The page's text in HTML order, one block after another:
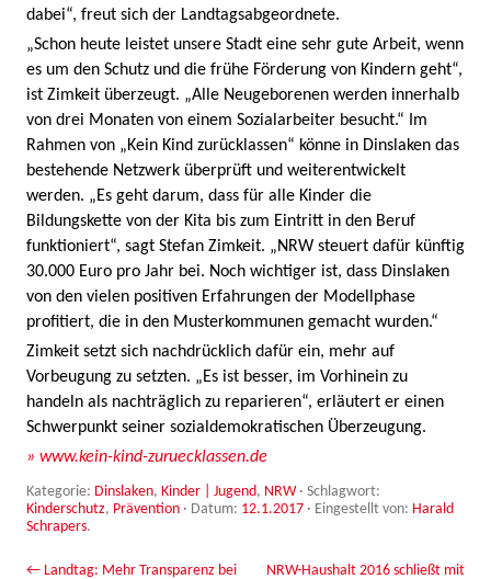
dabei“, freut sich der Landtagsabgeordnete.
„Schon heute leistet unsere Stadt eine sehr gute Arbeit, wenn
es um den Schutz und die frühe Förderung von Kindern geht“,
ist Zimkeit überzeugt. „Alle Neugeborenen werden innerhalb
von drei Monaten von einem Sozialarbeiter besucht.“ Im
Rahmen von „Kein Kind zurücklassen“ könne in Dinslaken das
bestehende Netzwerk überprüft und weiterentwickelt
werden. „Es geht darum, dass für alle Kinder die
Bildungskette von der Kita bis zum Eintritt in den Beruf
funktioniert“, sagt Stefan Zimkeit. „NRW steuert dafür künftig
30.000 Euro pro Jahr bei. Noch wichtiger ist, dass Dinslaken
von den vielen positiven Erfahrungen der Modellphase
profitiert, die in den Musterkommunen gemacht wurden.“
Zimkeit setzt sich nachdrücklich dafür ein, mehr auf
Vorbeugung zu setzten. „Es ist besser, im Vorhinein zu
handeln als nachträglich zu reparieren“, erläutert er einen
Schwerpunkt seiner sozialdemokratischen Überzeugung.
» www.kein-kind-zuruecklassen.de
Kategorie: Dinslaken, Kinder | Jugend, NRW· Schlagwort:
Kinderschutz, Prävention · Datum: 12.1.2017 · Eingestellt von: Harald
Schrapers.
Beitrags-Navigation
← Landtag: Mehr Transparenz bei
NRW-Haushalt 2016 schließt mit